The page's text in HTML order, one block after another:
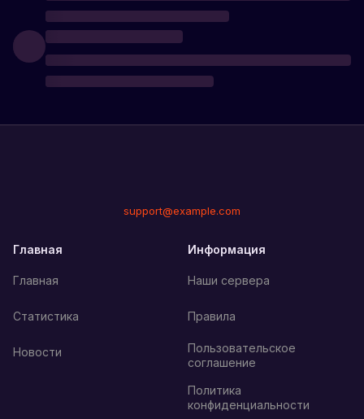
support@example.com
Главная
Главная
Статистика
Новости
Информация
Наши сервера
Правила
Пользовательское
соглашение
Политика
конфиденциальности